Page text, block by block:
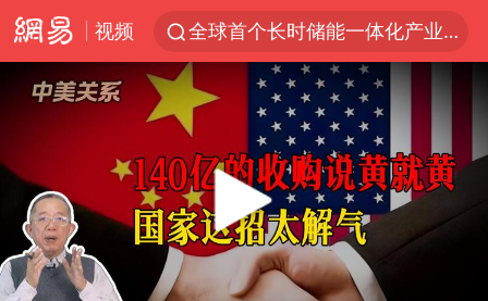
视频
全球首个长时储能一体化产业园量产
台风白海豚已进入24小时警戒线
中国女篮70-67险胜尼日利亚女篮
上海：台风白海豚或将带来龙卷风
四川宜宾高县4.9级地震致1死
出口禁令驱动有色板块大涨